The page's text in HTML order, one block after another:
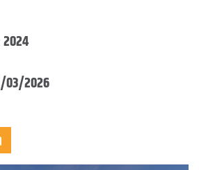
2024
03/2026